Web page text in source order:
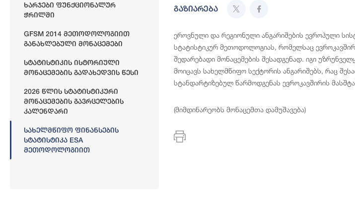
Ხარჯები Ფუნქციონალურ
Ჭრილში
GFSM 2014 Მეთოდოლოგიით
Განახლებული Მონაცემები
Სტატისტიკის Ისტორიული
Მონაცემების Გადახედვის Წესი
2026 Წლის Სტატისტიკური
Მონაცემების Გავრცელების
Კალენდარი
Სახელმწიფო Ფინანსების
Სტატისტიკა ESA
Მეთოდოლოგიით
გაზიარება
ეროვნული და რეგიონული ანგარიშების ევროპული
სტატისტიკურ მეთოდოლოგიას, რომელსაც
შედარებადი მონაცემების შესადგენად. იგი
მოიცავს სახელმწიფო სექტორის ანგარიშებს, რაც
სტანდარტიზებულ წარმოდგენას ევროკავშირის
(მიმდინარეობს მონაცემთა დამუშავება)